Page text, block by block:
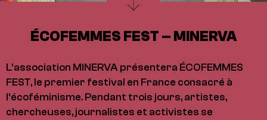
ÉCOFEMMES FEST – MINERVA
L’association MINERVA présentera ÉCOFEMMES
FEST, le premier festival en France consacré à
l’écoféminisme. Pendant trois jours, artistes,
chercheuses, journalistes et activistes se